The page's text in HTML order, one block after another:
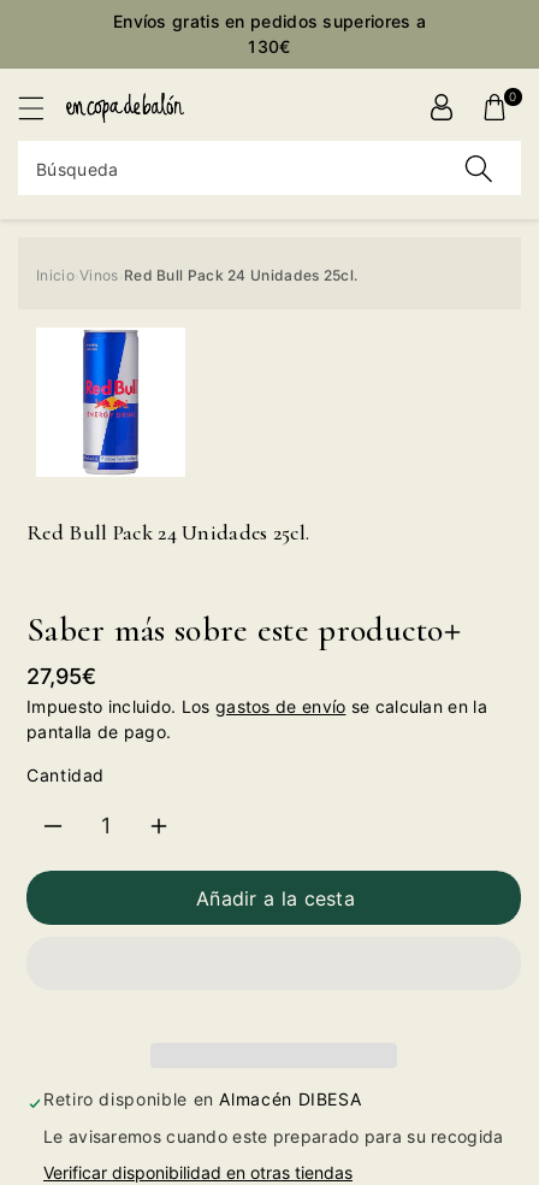
Envíos gratis en pedidos superiores a
130€
Búsqueda
0
Inicio›Vinos Red Bull Pack 24 Unidades 25cl.
producto
Red Bull Pack 24 Unidades 25cl.
Saber más sobre este producto
Precio
habitual
27,95€
Impuesto incluido. Los gastos de envío se calculan en la
pantalla de pago.
Cantidad
Pack
24
cantidad
Pack
24
Añadir a la cesta
Retiro disponible enAlmacén DIBESA
Le avisaremos cuando este preparado para su recogida
Verificar disponibilidad en otras tiendas